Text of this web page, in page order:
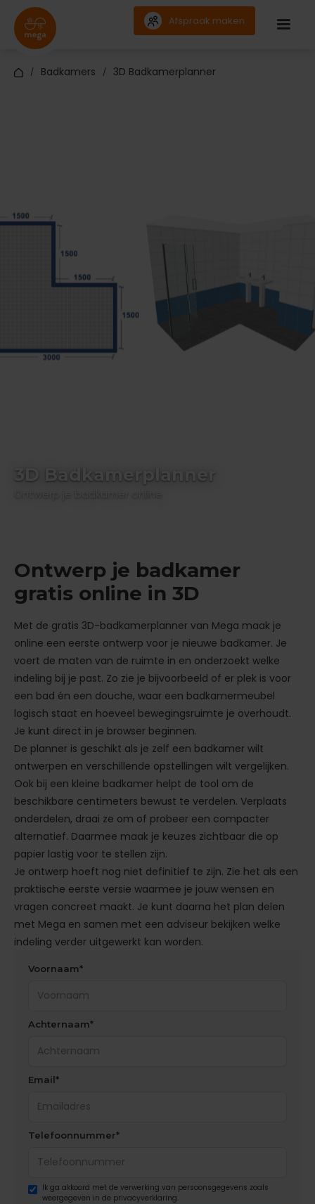
Afspraak maken
/ Badkamers / 3D Badkamerplanner
3D Badkamerplanner
Ontwerp je badkamer
gratis online in 3D
Met de gratis 3D-badkamerplanner van Mega maak je
online een eerste ontwerp voor je nieuwe badkamer. Je
voert de maten van de ruimte in en onderzoekt welke
indeling bij je past. Zo zie je bijvoorbeeld of er plek is voor
een bad én een douche, waar een badkamermeubel
logisch staat en hoeveel bewegingsruimte je overhoudt.
Je kunt direct in je browser beginnen.
De planner is geschikt als je zelf een badkamer wilt
ontwerpen en verschillende opstellingen wilt vergelijken.
Ook bij een kleine badkamer helpt de tool om de
beschikbare centimeters bewust te verdelen. Verplaats
onderdelen, draai ze om of probeer een compacter
alternatief. Daarmee maak je keuzes zichtbaar die op
papier lastig voor te stellen zijn.
Je ontwerp hoeft nog niet definitief te zijn. Zie het als een
praktische eerste versie waarmee je jouw wensen en
vragen concreet maakt. Je kunt daarna het plan delen
met Mega en samen met een adviseur bekijken welke
indeling verder uitgewerkt kan worden.
Voornaam*
Achternaam*
Email*
Telefoonnummer*
Ik ga akkoord met de verwerking van persoonsgegevens zoals
weergegeven in de privacyverklaring.